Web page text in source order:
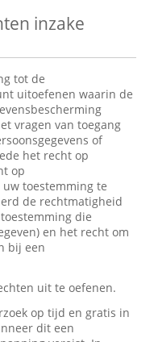
inzake
tot de
uitoefenen waarin de
vragen van toegang
of
het recht op
op
toestemming te
de rechtmatigheid
die
en het recht om
bij een
uit te oefenen.
op tijd en gratis in
dit een